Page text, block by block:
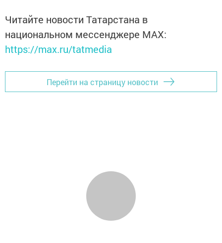
Читайте новости Татарстана в
национальном мессенджере MАХ:
https://max.ru/tatmedia
Перейти на страницу новости